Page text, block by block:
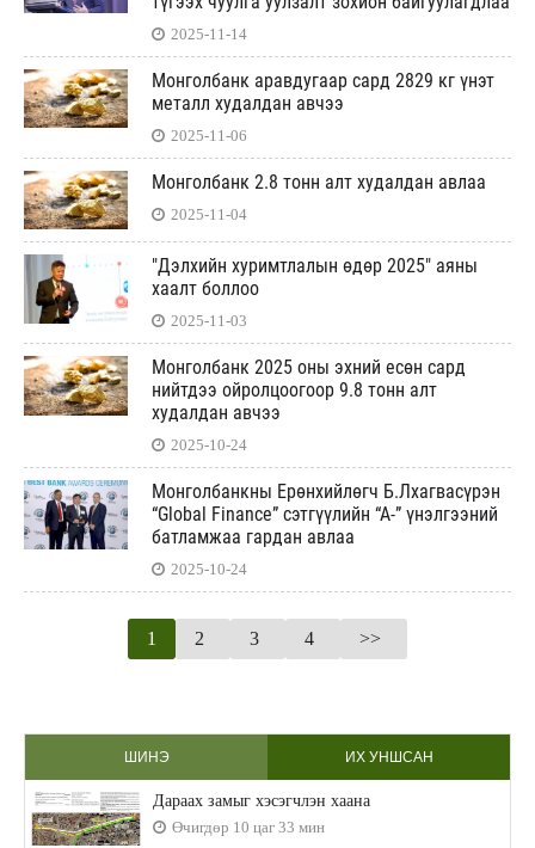
2025-11-14
Монголбанк аравдугаар сард 2829 кг үнэт
металл худалдан авчээ
2025-11-06
Монголбанк 2.8 тонн алт худалдан авлаа
2025-11-04
"Дэлхийн хуримтлалын өдөр 2025" аяны
хаалт боллоо
2025-11-03
Монголбанк 2025 оны эхний есөн сард
нийтдээ ойролцоогоор 9.8 тонн алт
худалдан авчээ
2025-10-24
Монголбанкны Ерөнхийлөгч Б.Лхагвасүрэн
“Global Finance” сэтгүүлийн “А-” үнэлгээний
батламжаа гардан авлаа
2025-10-24
1 2 3 4 >>
ШИНЭ ИХ УНШСАН
Дараах замыг хэсэгчлэн хаана
Өчигдөр 10 цаг 33 мин